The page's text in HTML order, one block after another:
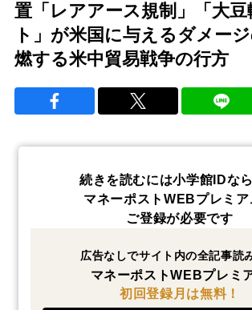
置「レアアース規制」「大豆
ト」が米国に与えるダメー
燃する米中貿易戦争の行方
続きを読むには小学館IDな
マネーポストWEBプレミア
ご登録が必要です
広告なしでサイト内の全記事読
マネーポストWEBプレミ
初回登録月は無料！